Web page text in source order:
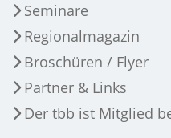
Seminare
Regionalmagazin
Broschüren / Flyer
Partner & Links
Der tbb ist Mitglied